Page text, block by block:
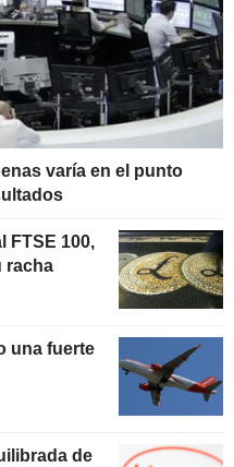
varía en el punto
FTSE 100,
racha
una fuerte
de